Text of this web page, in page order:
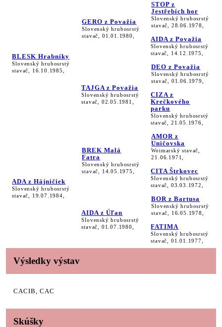
BLESK Hrabníky
Slovenský hrubosrstý
stavač, 16.10.1985,
GERO z Považia
Slovenský hrubosrstý
stavač, 01.01.1980,
STOP z
Jestřebích hor
Slovenský hrubosrstý
stavač, 28.06.1978,
AIDA z Považia
Slovenský hrubosrstý
stavač, 14.12.1975,
TAJGA z Považia
Slovenský hrubosrstý
stavač, 02.05.1981,
DEO z Považia
Slovenský hrubosrstý
stavač, 01.06.1979,
CIZA z
Krečkového
parku
Slovenský hrubosrstý
stavač, 21.05.1976,
ADA z Hájničiek
Slovenský hrubosrstý
stavač, 19.07.1984,
BREK Malá
Fatra
Slovenský hrubosrstý
stavač, 14.05.1975,
AMOR z
Uničovska
Weimarský stavač,
21.06.1971,
CITA Štrkovec
Slovenský hrubosrstý
stavač, 03.03.1972,
AIDA z Úľan
Slovenský hrubosrstý
stavač, 01.07.1980,
BOR z Bartusa
Slovenský hrubosrstý
stavač, 16.05.1978,
FATIMA
Slovenský hrubosrstý
stavač, 01.01.1977,
Výsledky výstav
CACIB, CAC
Skúšky